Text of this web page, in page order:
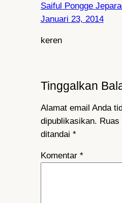
Saiful Pongge
Januari 23, 2014
keren
Tinggalkan
Alamat email Anda
dipublikasikan. Ruas
ditandai *
Komentar *